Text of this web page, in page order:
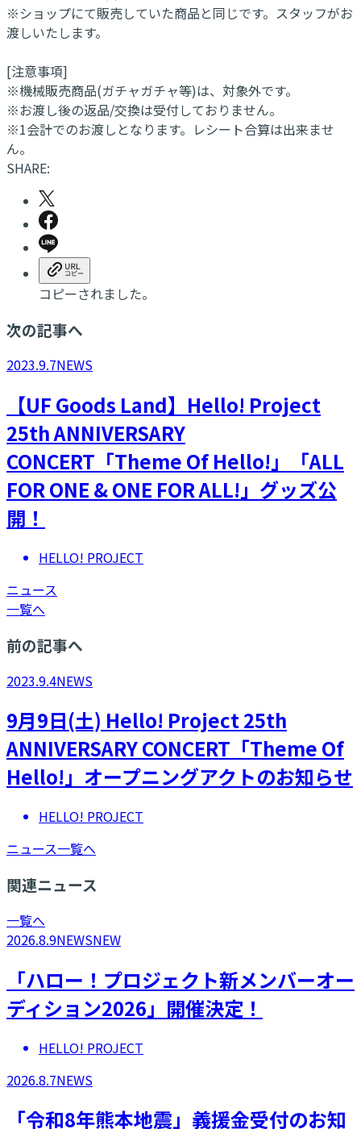
※ショップにて販売していた商品と同じです。スタッフがお
渡しいたします。
[注意事項]
※機械販売商品(ガチャガチャ等)は、対象外です。
※お渡し後の返品/交換は受付しておりません。
※1会計でのお渡しとなります。レシート合算は出来ませ
ん。
SHARE:
コピーされました。
次の記事へ
2023.9.7NEWS
【UF Goods Land】Hello! Project
25th ANNIVERSARY
CONCERT「Theme Of Hello!」「ALL
FOR ONE & ONE FOR ALL!」グッズ公
開！
HELLO! PROJECT
ニュース
一覧へ
前の記事へ
2023.9.4NEWS
9月9日(土) Hello! Project 25th
ANNIVERSARY CONCERT「Theme Of
Hello!」オープニングアクトのお知らせ
HELLO! PROJECT
ニュース一覧へ
関連ニュース
一覧へ
2026.8.9NEWSNEW
「ハロー！プロジェクト新メンバーオー
ディション2026」開催決定！
HELLO! PROJECT
2026.8.7NEWS
「令和8年熊本地震」義援金受付のお知